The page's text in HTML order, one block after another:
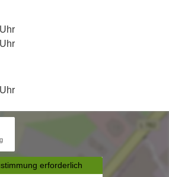
erforderlich